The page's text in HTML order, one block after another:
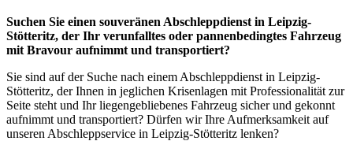
Suchen Sie einen souveränen Abschleppdienst in Leipzig-
Stötteritz, der Ihr verunfalltes oder pannenbedingtes Fahrzeug
mit Bravour aufnimmt und transportiert?
Sie sind auf der Suche nach einem Abschleppdienst in Leipzig-
Stötteritz, der Ihnen in jeglichen Krisenlagen mit Professionalität zur
Seite steht und Ihr liegengebliebenes Fahrzeug sicher und gekonnt
aufnimmt und transportiert? Dürfen wir Ihre Aufmerksamkeit auf
unseren Abschleppservice in Leipzig-Stötteritz lenken?